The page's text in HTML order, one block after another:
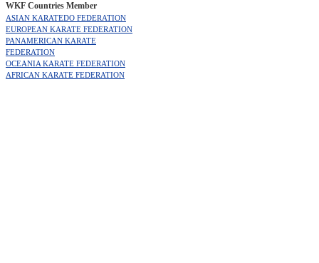
WKF Countries Member
ASIAN KARATEDO FEDERATION
EUROPEAN KARATE FEDERATION
PANAMERICAN KARATE
FEDERATION
OCEANIA KARATE FEDERATION
AFRICAN KARATE FEDERATION